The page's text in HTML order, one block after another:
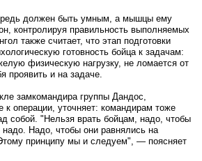
должен быть умным, а мышцы ему
контролируя правильность выполняемых
также считает, что этап подготовки
готовность бойца к задачам:
физическую нагрузку, не ломается от
проявить и на задаче.
замкомандира группы Дандос,
к операции, уточняет: командирам тоже
собой. "Нельзя врать бойцам, надо, чтобы
Надо, чтобы они равнялись на
принципу мы и следуем", — поясняет